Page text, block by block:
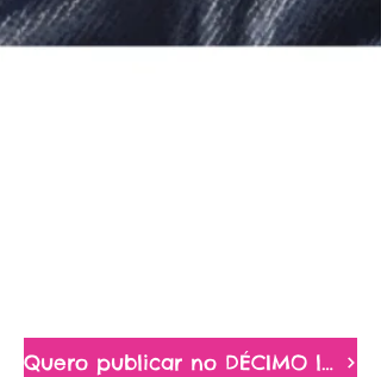
Quero publicar no DÉCIMO livro!